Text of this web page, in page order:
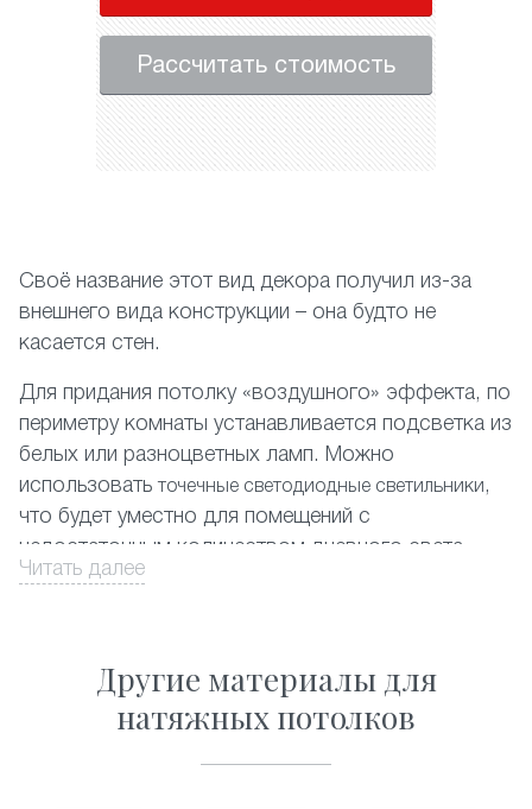
Рассчитать стоимость
Своё название этот вид декора получил из-за
внешнего вида конструкции – она будто не
касается стен.
Для придания потолку «воздушного» эффекта, по
периметру комнаты устанавливается подсветка из
белых или разноцветных ламп. Можно
использоватьточечные светодиодные светильники ,
что будет уместно для помещений с
недостаточным количеством дневного света.
Оформите заказ на сайте со скидкой, и мы в
кратчайшие сроки обустроим вашу квартиру в
Читать далее
Другие материалы для
натяжных потолков